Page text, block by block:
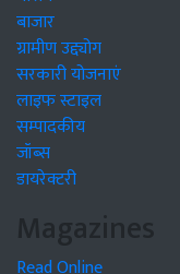
बाजार
ग्रामीण उद्द्योग
सरकारी योजनाएं
लाइफ स्टाइल
सम्पादकीय
जॉब्स
डायरेक्टरी
Magazines
Read Online